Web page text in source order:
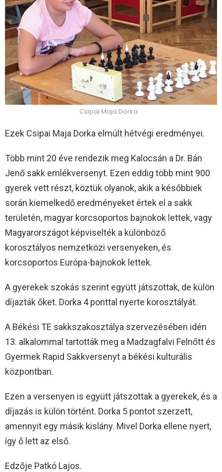
Csipai Maja Dorka
Ezek Csipai Maja Dorka elmúlt hétvégi eredményei.
Több mint 20 éve rendezik meg Kalocsán a Dr. Bán
Jenő sakk emlékversenyt. Ezen eddig több mint 900
gyerek vett részt, köztük olyanok, akik a későbbiek
során kiemelkedő eredményeket értek el a sakk
területén, magyar korcsoportos bajnokok lettek, vagy
Magyarországot képviselték a különböző
korosztályos nemzetközi versenyeken, és
korcsoportos Európa-bajnokok lettek.
A gyerekek szokás szerint együtt játszottak, de külön
díjazták őket. Dorka 4 ponttal nyerte korosztályát.
A Békési TE sakkszakosztálya szervezésében idén
13. alkalommal tartották meg a Madzagfalvi Felnőtt és
Gyermek Rapid Sakkversenyt a békési kulturális
központban.
Ezen a versenyen is együtt játszottak a gyerekek, és a
díjazás is külön történt. Dorka 5 pontot szerzett,
amennyit egy másik kislány. Mivel Dorka ellene nyert,
így ő lett az első.
Edzője Patkó Lajos.